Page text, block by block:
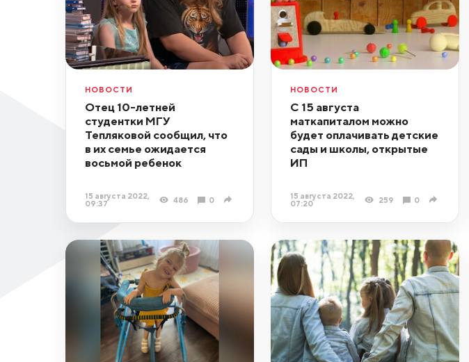
НОВОСТИ
Отец 10-летней
студентки МГУ
Тепляковой сообщил, что
в их семье ожидается
восьмой ребенок
15 августа 2022,
09:37
486 0
НОВОСТИ
С 15 августа
маткапиталом можно
будет оплачивать детские
сады и школы, открытые
ИП
15 августа 2022,
07:20
259 0